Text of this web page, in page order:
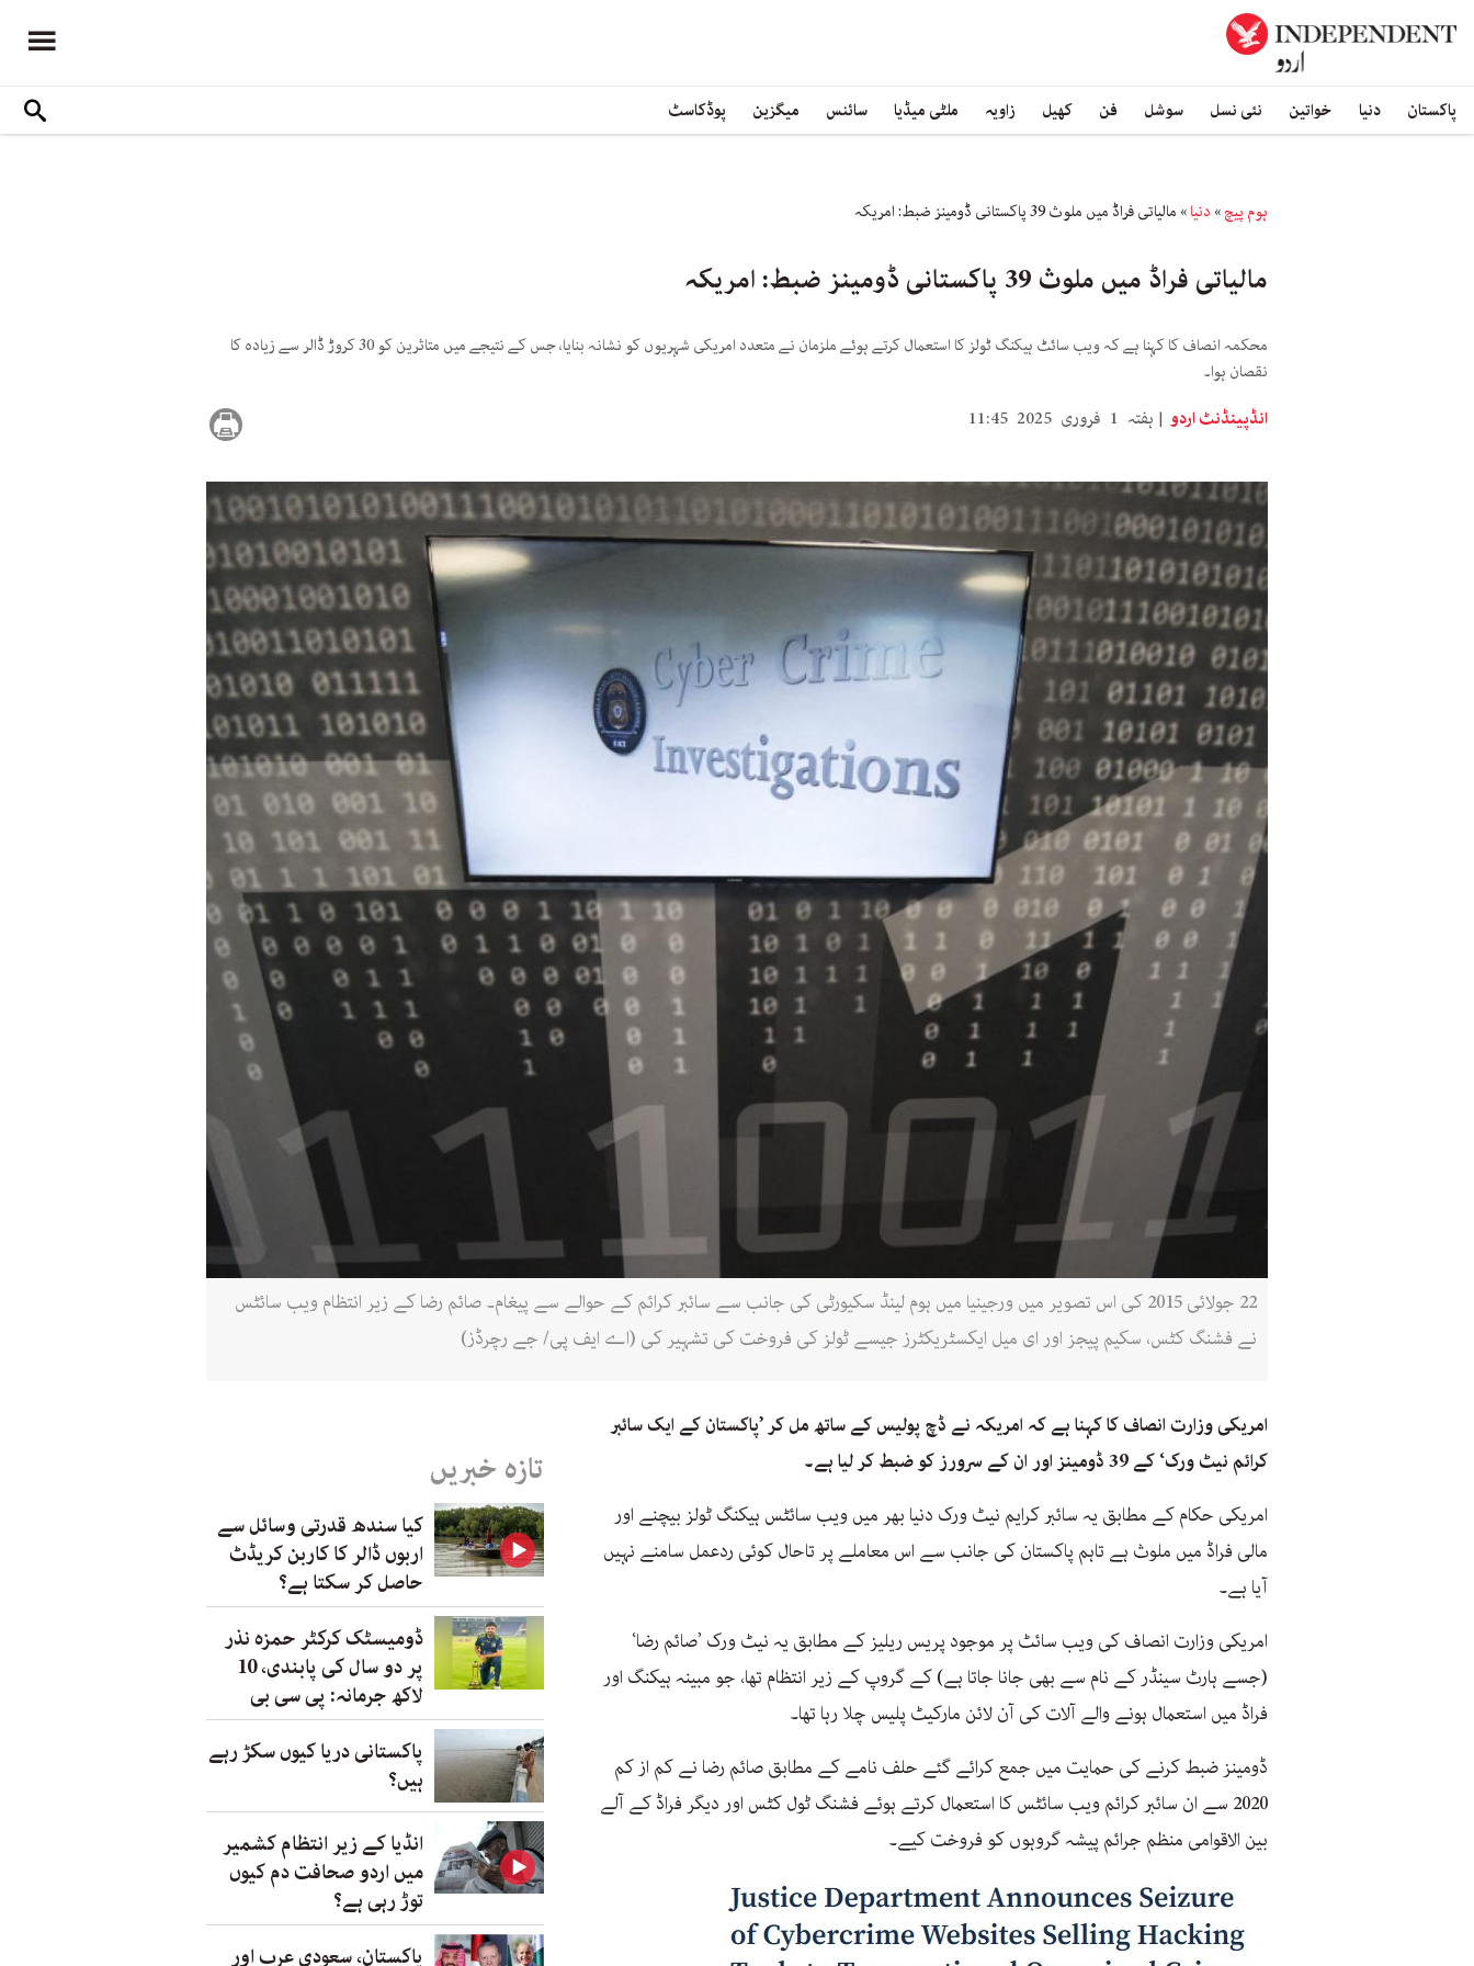
پاکستان دنیا خواتین نئی نسل سوشل فن کھیل زاویہ ملٹی میڈیا سائنس میگزین پوڈکاسٹ
ہوم پیچ» دنیا» مالیاتی فراڈ میں ملوث 39 پاکستانی ڈومینز ضبط: امریکہ
مالیاتی فراڈ میں ملوث 39 پاکستانی ڈومینز ضبط: امریکہ
محکمہ انصاف کا کہنا ہے کہ ویب سائٹ ہیکنگ ٹولز کا استعمال کرتے ہوئے ملزمان نے متعدد امریکی شہریوں کو نشانہ بنایا، جس کے نتیجے میں متاثرین کو 30 کروڑ ڈالر سے زیادہ کا
نقصان ہوا۔
انڈپینڈنٹ اردو ہفتہ 1 فروری 2025 11:45
22 جولائی 2015 کی اس تصویر میں ورجینیا میں ہوم لینڈ سکیورٹی کی جانب سے سائبر کرائم کے حوالے سے پیغام۔ صائم رضا کے زیر انتظام ویب سائٹس
نے فشنگ کٹس، سکیم پیجز اور ای میل ایکسٹریکٹرز جیسے ٹولز کی فروخت کی تشہیر کی (اے ایف پی/ جے رچرڈز)
امریکی وزارت انصاف کا کہنا ہے کہ امریکہ نے ڈچ پولیس کے ساتھ مل کر ’پاکستان کے ایک سائبر
کرائم نیٹ ورک‘ کے 39 ڈومینز اور ان کے سرورز کو ضبط کر لیا ہے۔
امریکی حکام کے مطابق یہ سائبر کرایم نیٹ ورک دنیا بھر میں ویب سائٹس ہیکنگ ٹولز بیچنے اور
مالی فراڈ میں ملوث ہے تاہم پاکستان کی جانب سے اس معاملے پر تاحال کوئی ردعمل سامنے نہیں
آیا ہے۔
امریکی وزارت انصاف کی ویب سائٹ پر موجود پریس ریلیز کے مطابق یہ نیٹ ورک ’صائم رضا‘
(جسے ہارٹ سینڈر کے نام سے بھی جانا جاتا ہے) کے گروپ کے زیر انتظام تھا، جو مبینہ ہیکنگ اور
فراڈ میں استعمال ہونے والے آلات کی آن لائن مارکیٹ پلیس چلا رہا تھا۔
ڈومینز ضبط کرنے کی حمایت میں جمع کرائے گئے حلف نامے کے مطابق صائم رضا نے کم از کم
2020 سے ان سائبر کرائم ویب سائٹس کا استعمال کرتے ہوئے فشنگ ٹول کٹس اور دیگر فراڈ کے آلے
بین الاقوامی منظم جرائم پیشہ گروہوں کو فروخت کیے۔
تازہ خبریں
کیا سندھ قدرتی وسائل سے
اربوں ڈالر کا کاربن کریڈٹ
حاصل کر سکتا ہے؟
ڈومیسٹک کرکٹر حمزہ نذر
پر دو سال کی پابندی، 10
لاکھ جرمانہ: پی سی بی
پاکستانی دریا کیوں سکڑ رہے
ہیں؟
انڈیا کے زیر انتظام کشمیر
میں اردو صحافت دم کیوں
توڑ رہی ہے؟
پاکستان، سعودی عرب اور